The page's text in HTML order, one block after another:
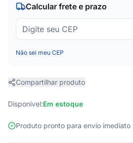
Calcular frete e prazo
Não sei meu CEP
Compartilhar produto
Disponível:Em estoque
Produto pronto para envio imediato